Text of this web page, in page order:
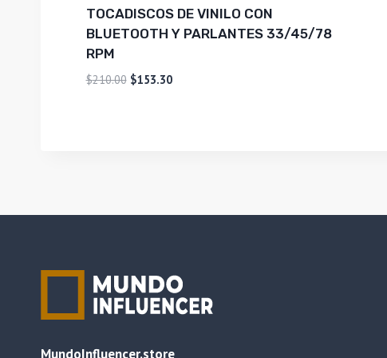
TOCADISCOS DE VINILO CON
BLUETOOTH Y PARLANTES 33/45/78
RPM
$210.00 El
$153.30El
MundoInfluencer.store